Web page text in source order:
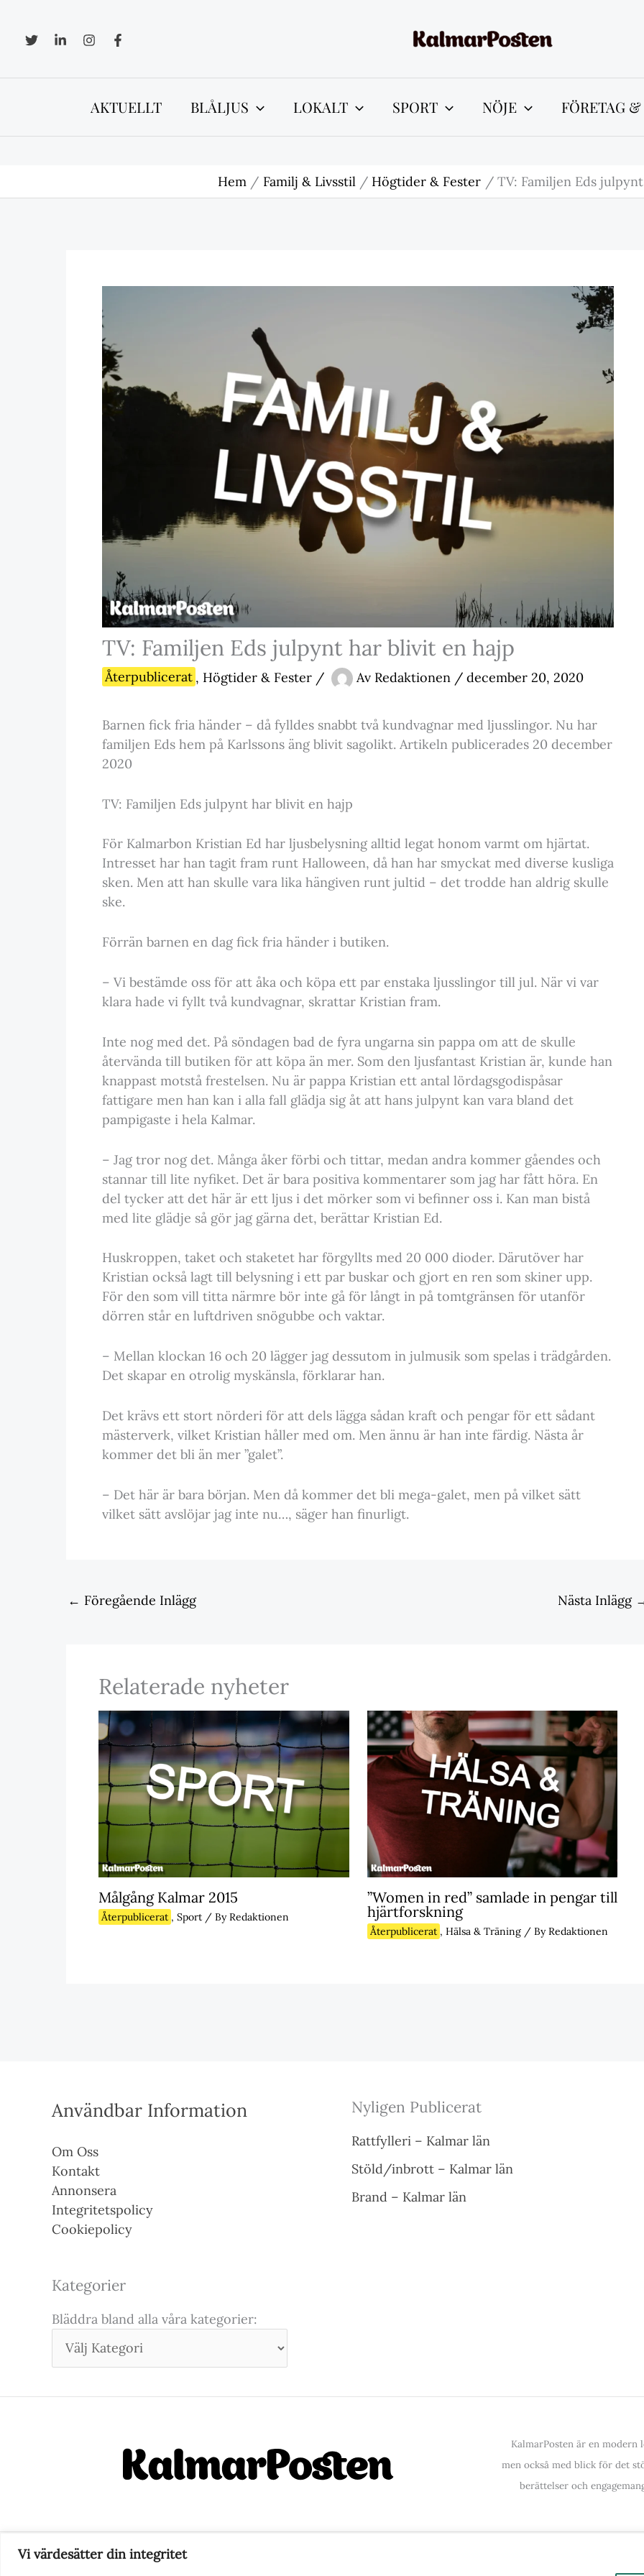
Vi värdesätter din integritet
innehåll
AKTUELLT BLÅLJUS LOKALT SPORT NÖJE FÖRETAG
Hem Familj & Livsstil Högtider & Fester TV: Familjen Eds
TV: Familjen Eds julpynt har blivit en hajp
Återpublicerat , Högtider & Fester / Av Redaktionen / december 20, 2020
Barnen fick fria händer – då fylldes snabbt två kundvagnar med ljusslingor. Nu har
familjen Eds hem på Karlssons äng blivit sagolikt. Artikeln publicerades 20 december
2020
TV: Familjen Eds julpynt har blivit en hajp
För Kalmarbon Kristian Ed har ljusbelysning alltid legat honom varmt om hjärtat.
Intresset har han tagit fram runt Halloween, då han har smyckat med diverse kusliga
sken. Men att han skulle vara lika hängiven runt jultid – det trodde han aldrig skulle
ske.
Förrän barnen en dag fick fria händer i butiken.
– Vi bestämde oss för att åka och köpa ett par enstaka ljusslingor till jul. När vi var
klara hade vi fyllt två kundvagnar, skrattar Kristian fram.
Inte nog med det. På söndagen bad de fyra ungarna sin pappa om att de skulle
återvända till butiken för att köpa än mer. Som den ljusfantast Kristian är, kunde han
knappast motstå frestelsen. Nu är pappa Kristian ett antal lördagsgodispåsar
fattigare men han kan i alla fall glädja sig åt att hans julpynt kan vara bland det
pampigaste i hela Kalmar.
– Jag tror nog det. Många åker förbi och tittar, medan andra kommer gåendes och
stannar till lite nyfiket. Det är bara positiva kommentarer som jag har fått höra. En
del tycker att det här är ett ljus i det mörker som vi befinner oss i. Kan man bistå
med lite glädje så gör jag gärna det, berättar Kristian Ed.
Huskroppen, taket och staketet har förgyllts med 20 000 dioder. Därutöver har
Kristian också lagt till belysning i ett par buskar och gjort en ren som skiner upp.
För den som vill titta närmre bör inte gå för långt in på tomtgränsen för utanför
dörren står en luftdriven snögubbe och vaktar.
– Mellan klockan 16 och 20 lägger jag dessutom in julmusik som spelas i trädgården.
Det skapar en otrolig myskänsla, förklarar han.
Det krävs ett stort nörderi för att dels lägga sådan kraft och pengar för ett sådant
mästerverk, vilket Kristian håller med om. Men ännu är han inte färdig. Nästa år
kommer det bli än mer ”galet”.
– Det här är bara början. Men då kommer det bli mega-galet, men på vilket sätt
vilket sätt avslöjar jag inte nu…, säger han finurligt.
← Föregående Inlägg Nästa Inlägg
Relaterade nyheter
Målgång Kalmar 2015
Återpublicerat , Sport / ByRedaktionen
”Women in red” samlade in pengar till
hjärtforskning
Återpublicerat , Hälsa & Träning/ ByRedaktionen
Användbar Information
Om Oss
Kontakt
Annonsera
Integritetspolicy
Cookiepolicy
Kategorier
Bläddra bland alla våra kategorier:
Nyligen Publicerat
Rattfylleri – Kalmar län
Stöld/inbrott – Kalmar län
Brand – Kalmar län
KalmarPosten är en modern
men också med blick för det
berättelser och